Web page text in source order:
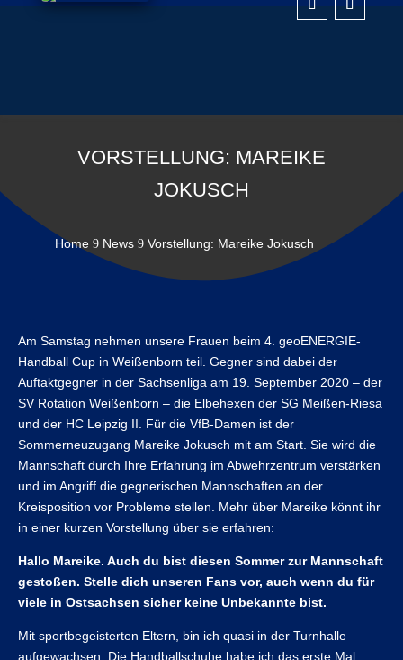
VORSTELLUNG: MAREIKE
JOKUSCH
Home 9 News 9 Vorstellung: Mareike Jokusch
Am Samstag nehmen unsere Frauen beim 4. geoENERGIE-
Handball Cup in Weißenborn teil. Gegner sind dabei der
Auftaktgegner in der Sachsenliga am 19. September 2020 – der
SV Rotation Weißenborn – die Elbehexen der SG Meißen-Riesa
und der HC Leipzig II. Für die VfB-Damen ist der
Sommerneuzugang Mareike Jokusch mit am Start. Sie wird die
Mannschaft durch Ihre Erfahrung im Abwehrzentrum verstärken
und im Angriff die gegnerischen Mannschaften an der
Kreisposition vor Probleme stellen. Mehr über Mareike könnt ihr
in einer kurzen Vorstellung über sie erfahren:
Hallo Mareike. Auch du bist diesen Sommer zur Mannschaft
gestoßen. Stelle dich unseren Fans vor, auch wenn du für
viele in Ostsachsen sicher keine Unbekannte bist.
Mit sportbegeisterten Eltern, bin ich quasi in der Turnhalle
aufgewachsen. Die Handballschuhe habe ich das erste Mal